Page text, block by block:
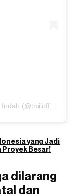
(@tmiiofficial)
yang Jadi
Proyek Besar!
dilarang
dan